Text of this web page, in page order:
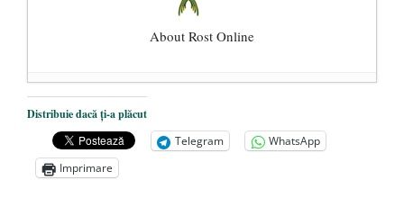
About Rost Online
Dezvăluiri cutremurătoare despre
președintele Ucrainei, Volodymyr
Zelensky
- 13 mai 2026
Statul care servește Națiunea
Distribuie dacă ți-a plăcut
Telegram
WhatsApp
Imprimare